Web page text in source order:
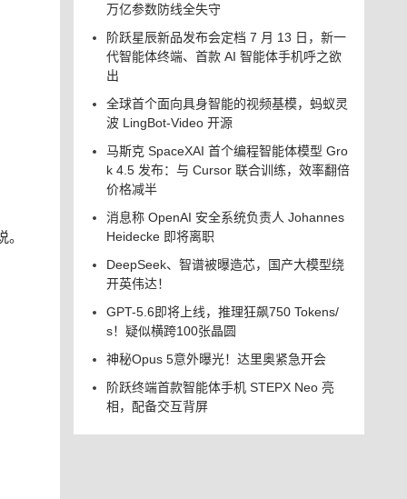
万亿参数防线全失守
阶跃星辰新品发布会定档 7 月 13 日，新一
代智能体终端、首款 AI 智能体手机呼之欲
出
全球首个面向具身智能的视频基模，蚂蚁灵
波 LingBot-Video 开源
马斯克 SpaceXAI 首个编程智能体模型 Gro
k 4.5 发布：与 Cursor 联合训练，效率翻倍
价格减半
消息称 OpenAI 安全系统负责人 Johannes
Heidecke 即将离职
DeepSeek、智谱被曝造芯，国产大模型绕
开英伟达！
GPT-5.6即将上线，推理狂飙750 Tokens/
s！疑似横跨100张晶圆
神秘Opus 5意外曝光！达里奥紧急开会
阶跃终端首款智能体手机 STEPX Neo 亮
相，配备交互背屏